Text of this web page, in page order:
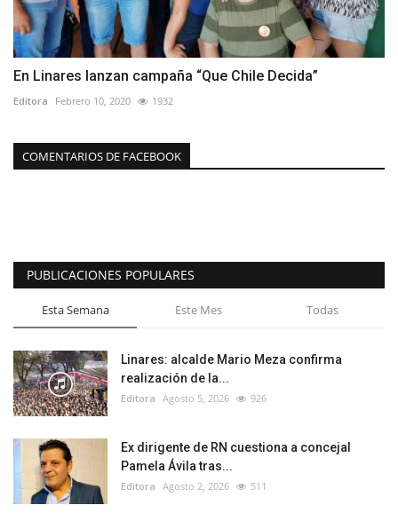
En Linares lanzan campaña “Que Chile Decida”
Editora Febrero 10, 2020 1932
COMENTARIOS DE FACEBOOK
PUBLICACIONES POPULARES
Esta Semana Este Mes Todas
Linares: alcalde Mario Meza confirma
realización de la...
Editora Agosto 5, 2026 926
Ex dirigente de RN cuestiona a concejal
Pamela Ávila tras...
Editora Agosto 2, 2026 511